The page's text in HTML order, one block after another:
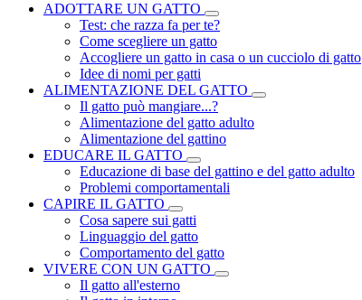
ADOTTARE UN GATTO
Test: che razza fa per te?
Come scegliere un gatto
Accogliere un gatto in casa o un cucciolo di gatto
Idee di nomi per gatti
ALIMENTAZIONE DEL GATTO
Il gatto può mangiare...?
Alimentazione del gatto adulto
Alimentazione del gattino
EDUCARE IL GATTO
Educazione di base del gattino e del gatto adulto
Problemi comportamentali
CAPIRE IL GATTO
Cosa sapere sui gatti
Linguaggio del gatto
Comportamento del gatto
VIVERE CON UN GATTO
Il gatto all'esterno